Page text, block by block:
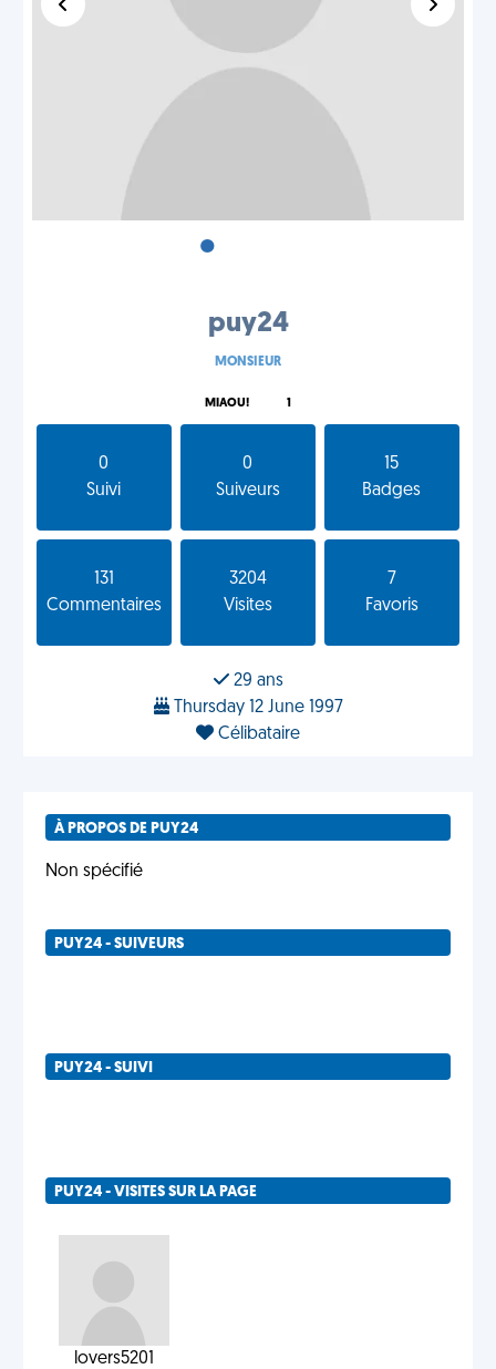
•
puy24
MONSIEUR
MIAOU! 1
0
Suivi
0
Suiveurs
15
Badges
131
Commentaires
3204
Visites
7
Favoris
29 ans
Thursday 12 June 1997
Célibataire
À PROPOS DE PUY24
Non spécifié
PUY24 - SUIVEURS
PUY24 - SUIVI
PUY24 - VISITES SUR LA PAGE
lovers5201